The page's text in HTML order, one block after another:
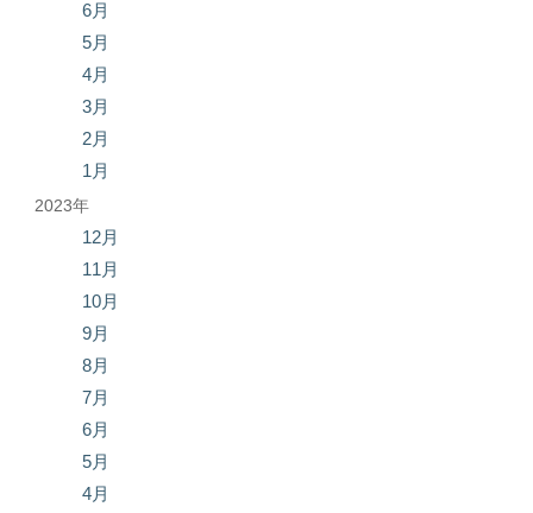
6月
5月
4月
3月
2月
1月
2023年
12月
11月
10月
9月
8月
7月
6月
5月
4月